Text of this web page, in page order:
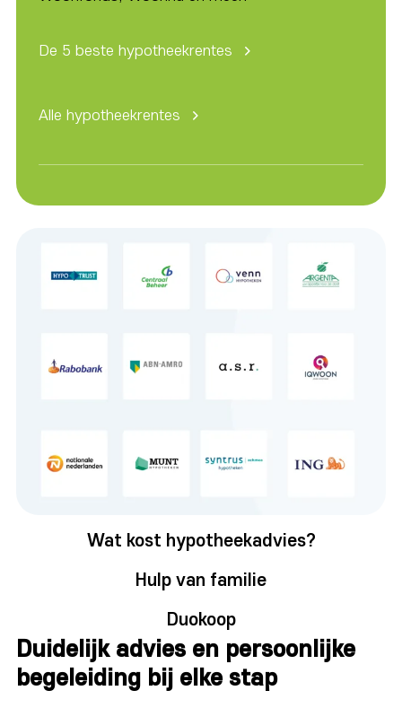
De 5 beste hypotheekrentes
Alle hypotheekrentes
Wat kost hypotheekadvies?
Hulp van familie
Duokoop
Duidelijk advies en persoonlijke
begeleiding bij elke stap